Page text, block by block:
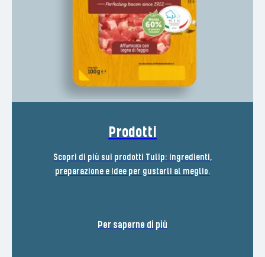
Prodotti
Scopri di più sui prodotti Tulip: ingredienti,
preparazione e idee per gustarli al meglio.
Per saperne di più